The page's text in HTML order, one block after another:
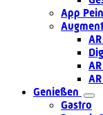
App
Genießen
Gastro